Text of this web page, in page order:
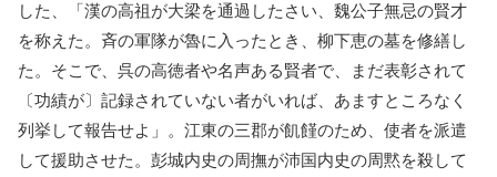
した、「漢の高祖が大梁を通過したさい、魏公子無忌の賢才
を称えた。斉の軍隊が魯に入ったとき、柳下恵の墓を修繕し
た。そこで、呉の高徳者や名声ある賢者で、まだ表彰されて
〔功績が〕記録されていない者がいれば、あますところなく
列挙して報告せよ」。江東の三郡が飢饉のため、使者を派遣
して援助させた。彭城内史の周撫が沛国内史の周黙を殺して